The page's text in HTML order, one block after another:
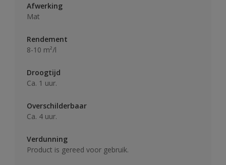
Afwerking
Mat
Rendement
8-10 m²/l
Droogtijd
Ca. 1 uur.
Overschilderbaar
Ca. 4 uur.
Verdunning
Product is gereed voor gebruik.